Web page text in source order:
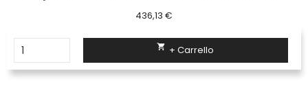
436,13 €
 + Carrello